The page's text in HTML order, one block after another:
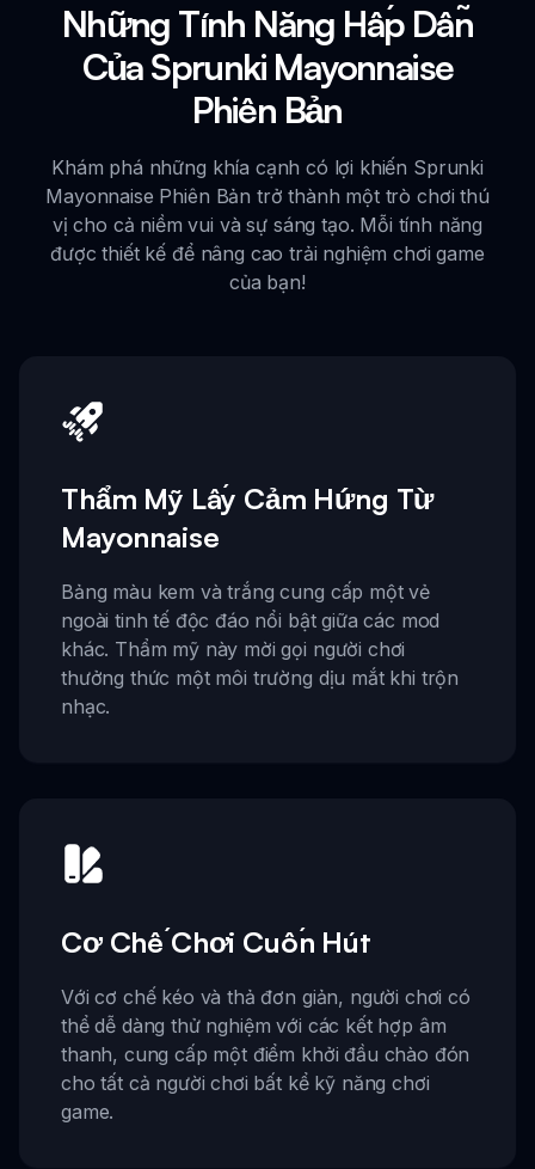
Những Tính Năng Hấp Dẫn
Của Sprunki Mayonnaise
Phiên Bản
Khám phá những khía cạnh có lợi khiến Sprunki
Mayonnaise Phiên Bản trở thành một trò chơi thú
vị cho cả niềm vui và sự sáng tạo. Mỗi tính năng
được thiết kế để nâng cao trải nghiệm chơi game
của bạn!
Thẩm Mỹ Lấy Cảm Hứng Từ
Mayonnaise
Bảng màu kem và trắng cung cấp một vẻ
ngoài tinh tế độc đáo nổi bật giữa các mod
khác. Thẩm mỹ này mời gọi người chơi
thưởng thức một môi trường dịu mắt khi trộn
nhạc.
Cơ Chế Chơi Cuốn Hút
Với cơ chế kéo và thả đơn giản, người chơi có
thể dễ dàng thử nghiệm với các kết hợp âm
thanh, cung cấp một điểm khởi đầu chào đón
cho tất cả người chơi bất kể kỹ năng chơi
game.